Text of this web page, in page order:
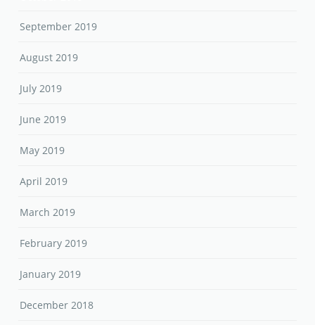
September 2019
August 2019
July 2019
June 2019
May 2019
April 2019
March 2019
February 2019
January 2019
December 2018